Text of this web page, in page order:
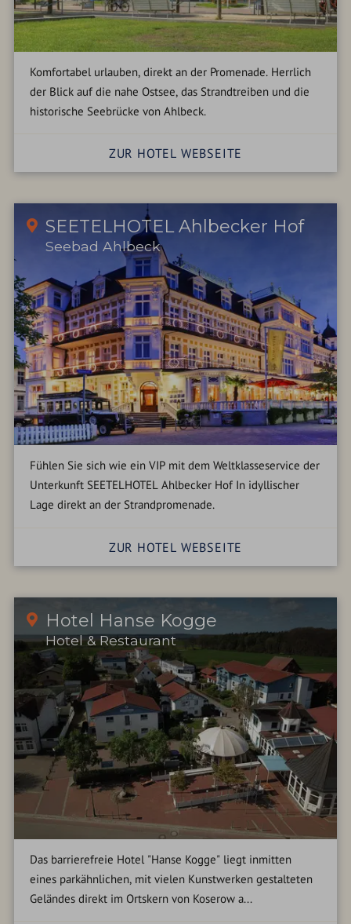
Komfortabel urlauben, direkt an der Promenade. Herrlich
der Blick auf die nahe Ostsee, das Strandtreiben und die
historische Seebrücke von Ahlbeck.
ZUR HOTEL WEBSEITE
SEETELHOTEL Ahlbecker Hof
Seebad Ahlbeck
Fühlen Sie sich wie ein VIP mit dem Weltklasseservice der
Unterkunft SEETELHOTEL Ahlbecker Hof In idyllischer
Lage direkt an der Strandpromenade.
ZUR HOTEL WEBSEITE
Hotel Hanse Kogge
Hotel & Restaurant
Das barrierefreie Hotel "Hanse Kogge" liegt inmitten
eines parkähnlichen, mit vielen Kunstwerken gestalteten
Geländes direkt im Ortskern von Koserow a...